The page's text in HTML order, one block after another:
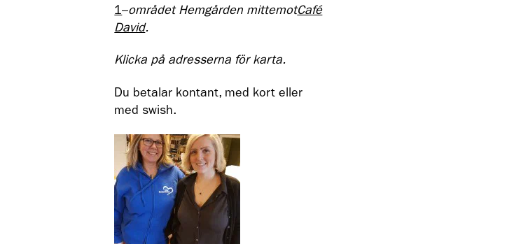
1–området Hemgården mittemotCafé
David.
Klicka på adresserna för karta.
Du betalar kontant, med kort eller
med swish.